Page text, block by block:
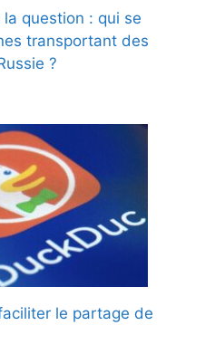
question : qui se
transportant des
?
le partage de